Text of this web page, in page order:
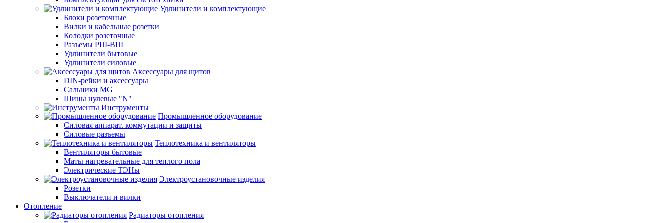
Удлинители и комплектующие
Блоки розеточные
Вилки и кабельные розетки
Колодки розеточные
Разъемы РШ-ВШ
Удлинители бытовые
Удлинители силовые
Аксессуары для щитов
DIN-рейки и аксессуары
Сальники MG
Шины нулевые "N"
Инструменты
Промышленное оборудование
Силовая аппарат. коммутации и защиты
Силовые разъемы
Теплотехника и вентиляторы
Вентиляторы бытовые
Маты нагревательные для теплого пола
Электрические ТЭНы
Электроустановочные изделия
Розетки
Выключатели и вилки
Отопление
Радиаторы отопления